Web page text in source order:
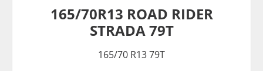
165/70R13 ROAD RIDER
STRADA 79T
165/70 R13 79T